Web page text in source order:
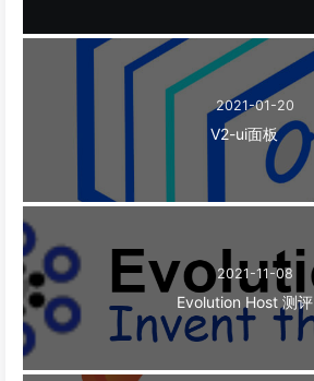
2021-01-20
V2-ui面板
2021-11-08
Evolution Host 测评